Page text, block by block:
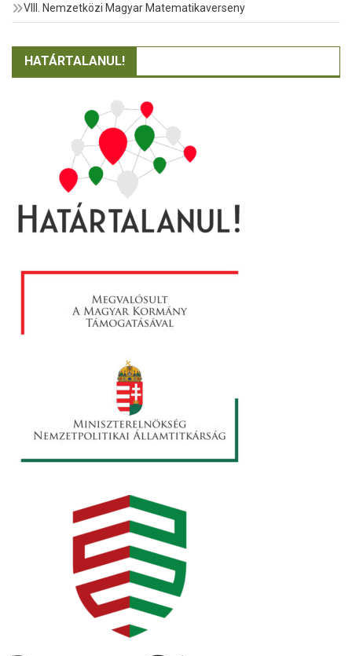
VIII. Nemzetközi Magyar Matematikaverseny
HATÁRTALANUL!